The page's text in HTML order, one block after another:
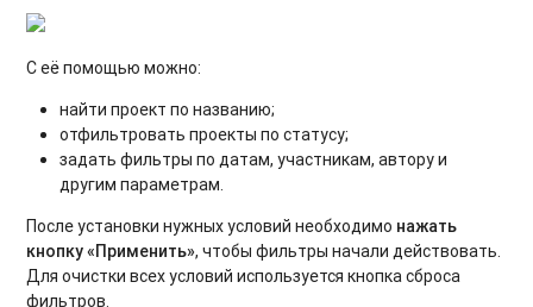
С её помощью можно:
найти проект по названию;
отфильтровать проекты по статусу;
задать фильтры по датам, участникам, автору и
другим параметрам.
После установки нужных условий необходимо нажать
кнопку «Применить», чтобы фильтры начали действовать.
Для очистки всех условий используется кнопка сброса
фильтров.